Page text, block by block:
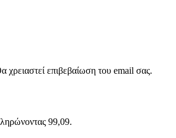
χρειαστεί επιβεβαίωση του email σας.
99,09.